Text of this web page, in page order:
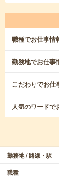
職種でお仕事情
勤務地でお仕事
こだわりでお仕
人気のワードで
勤務地 / 路線・駅
職種